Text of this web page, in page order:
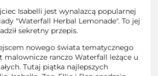
Isabelli jest wynalazcą popularnej
"Waterfall Herbal Lemonade". To jej
sekretny przepis.
nowego świata tematycznego
malownicze ranczo Waterfall leżące u
Tutaj piątka najlepszych